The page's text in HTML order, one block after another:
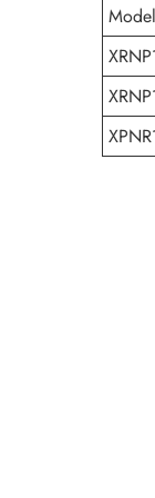
Model